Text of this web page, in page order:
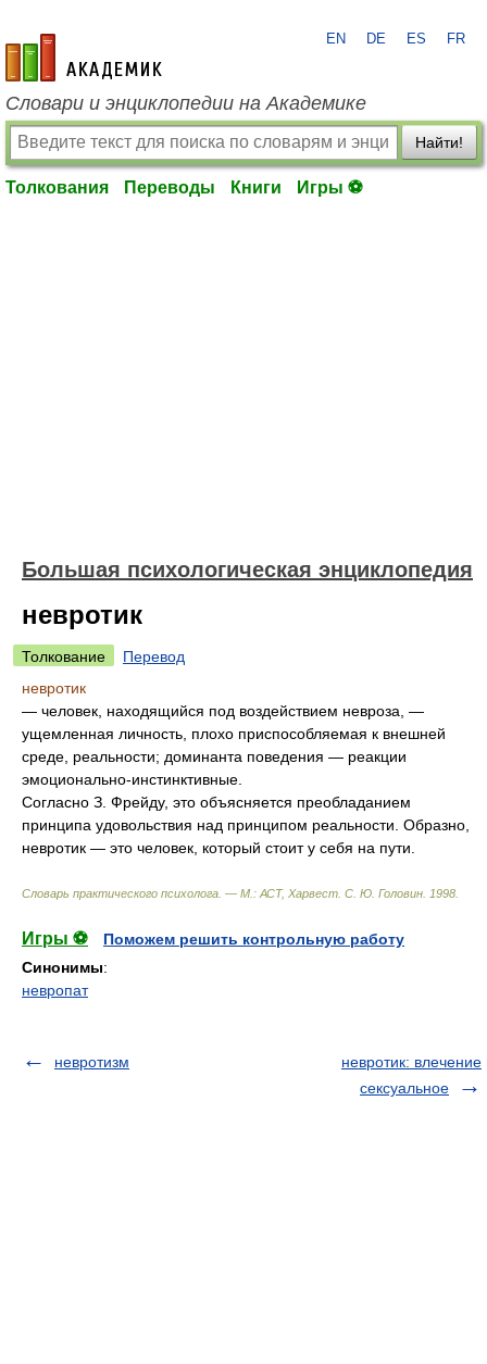
academic.ru
EN DE ES FR
Словари и энциклопедии на Академике
Найти!
Толкования Переводы Книги Игры ⚽
Большая психологическая энциклопедия
невротик
Толкование
Перевод
невротик
— человек, находящийся под воздействием невроза, —
ущемленная личность, плохо приспособляемая к внешней
среде, реальности; доминанта поведения — реакции
эмоционально-инстинктивные.
Согласно З. Фрейду, это объясняется преобладанием
принципа удовольствия над принципом реальности. Образно,
невротик — это человек, который стоит у себя на пути.
Словарь практического психолога. — М.: АСТ, Харвест С. Ю. Головин 1998
Игры ⚽
Поможем решить контрольную работу
Синонимы:
невропат
невротизм
невротик: влечение
сексуальное